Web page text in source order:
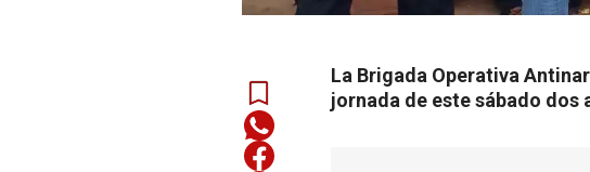
La Brigada Operativa
jornada de este sábado dos